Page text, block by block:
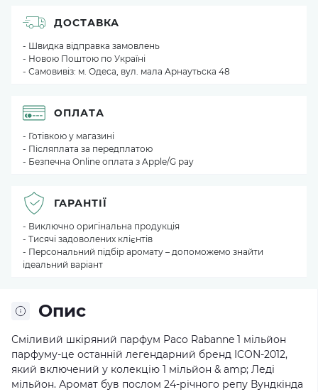
Опис
Сміливий шкіряний парфум Paco Rabanne 1 мільйон
парфуму-це останній легендарний бренд ICON-2012,
який включений у колекцію 1 мільйон & amp; Леді
мільйон. Аромат був послом 24-річного репу Вундкінда
ДОСТАВКА
- Швидка відправка замовлень
- Новою Поштою по Україні
- Самовивіз: м. Одеса, вул. мала Арнаутьска 48
ОПЛАТА
- Готівкою у магазині
- Післяплата за передплатою
- Безпечна Online оплата з Apple/G pay
ГАРАНТІЇ
- Виключно оригінальна продукція
- Тисячі задоволених клієнтів
- Персональний підбір аромату – допоможемо знайти
ідеальний варіант